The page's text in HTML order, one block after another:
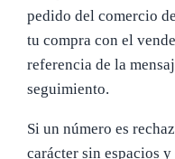
pedido del comercio
tu compra con el
referencia de la
seguimiento.
Si un número es
carácter sin espacios